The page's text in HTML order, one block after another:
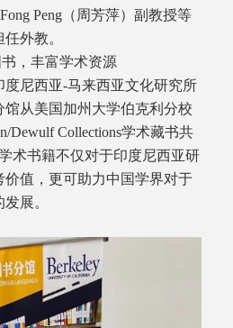
Peng（周芳萍）副教授等
外教。
，丰富学术资源
尼西亚-马来西亚文化研究所
从美国加州大学伯克利分校
Dewulf Collections学术藏书共
术书籍不仅对于印度尼西亚研
价值，更可助力中国学界对于
展。